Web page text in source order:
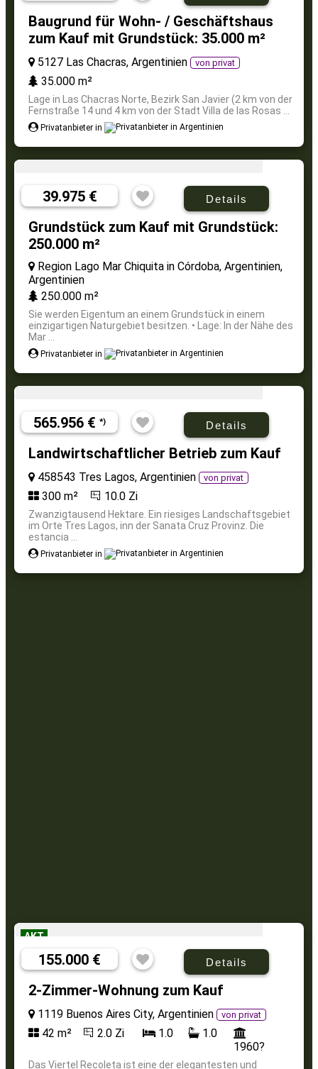
Baugrund für Wohn- / Geschäftshaus
zum Kauf mit Grundstück: 35.000 m²
5127 Las Chacras, Argentinien von privat
35.000 m²
Lage in Las Chacras Norte, Bezirk San Javier (2 km von der
Fernstraße 14 und 4 km von der Stadt Villa de las Rosas ...
Privatanbieter in
39.975 € Details
Grundstück zum Kauf mit Grundstück:
250.000 m²
Region Lago Mar Chiquita in Córdoba, Argentinien,
Argentinien
250.000 m²
Sie werden Eigentum an einem Grundstück in einem
einzigartigen Naturgebiet besitzen. • Lage: In der Nähe des
Mar ...
Privatanbieter in
565.956 € *) Details
Landwirtschaftlicher Betrieb zum Kauf
458543 Tres Lagos, Argentinien von privat
300 m² 10.0 Zi
Zwanzigtausend Hektare. Ein riesiges Landschaftsgebiet
im Orte Tres Lagos, inn der Sanata Cruz Provinz. Die
estancia ...
Privatanbieter in
AKT
155.000 € Details
2-Zimmer-Wohnung zum Kauf
1119 Buenos Aires City, Argentinien von privat
42 m² 2.0 Zi 1.0
1.0
1960?
Das Viertel Recoleta ist eine der elegantesten und